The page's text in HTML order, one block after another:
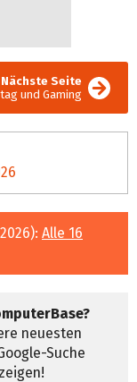
Nächste Seite
und Gaming
Alle 16
neuesten
Suche